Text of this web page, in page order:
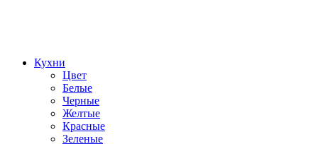
Кухни
Цвет
Белые
Черные
Желтые
Красные
Зеленые